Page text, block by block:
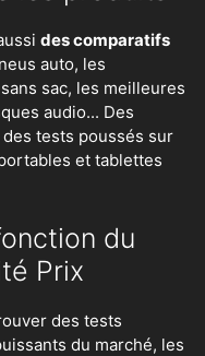
des comparatifs
auto, les
sac, les meilleures
audio... Des
tests poussés sur
et tablettes
du
Prix
des tests
du marché, les